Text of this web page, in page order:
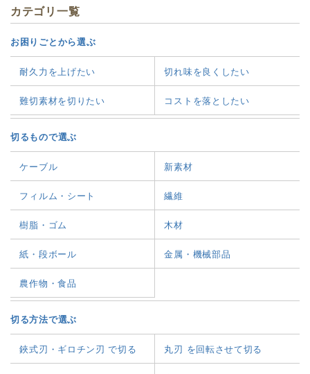
カテゴリ一覧
お困りごとから選ぶ
耐久力を上げたい 切れ味を良くしたい
難切素材を切りたい コストを落としたい
切るもので選ぶ
ケーブル 新素材
フィルム・シート 繊維
樹脂・ゴム 木材
紙・段ボール 金属・機械部品
農作物・食品
切る方法で選ぶ
鋏式刃・ギロチン刃 で切る 丸刃 を回転させて切る